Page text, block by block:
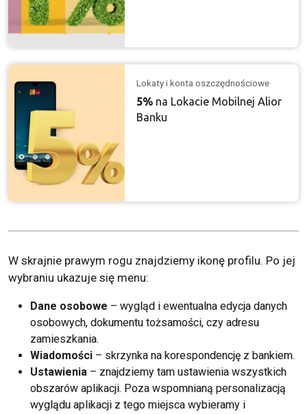
Lokaty i konta oszczędnościowe
5% na Lokacie Mobilnej Alior
Banku
W skrajnie prawym rogu znajdziemy ikonę profilu. Po jej
wybraniu ukazuje się menu:
Dane osobowe – wygląd i ewentualna edycja danych
osobowych, dokumentu tożsamości, czy adresu
zamieszkania.
Wiadomości – skrzynka na korespondencję z bankiem.
Ustawienia – znajdziemy tam ustawienia wszystkich
obszarów aplikacji. Poza wspomnianą personalizacją
wyglądu aplikacji z tego miejsca wybieramy i